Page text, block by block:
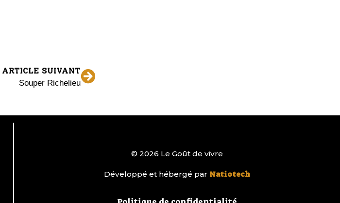
ARTICLE SUIVANT
Souper Richelieu
© 2026 Le Goût de vivre
Développé et hébergé par Natiotech